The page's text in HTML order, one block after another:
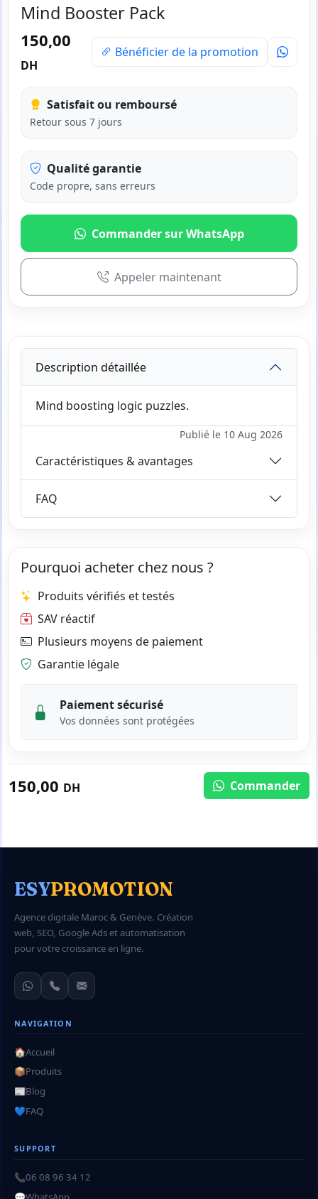
Mind Booster Pack
150,00
DH
Bénéficier de la promotion
Satisfait ou remboursé
Retour sous 7 jours
Qualité garantie
Code propre, sans erreurs
Commander sur WhatsApp
Appeler maintenant
Description détaillée
Mind boosting logic puzzles.
Publié le 10 Aug 2026
Caractéristiques & avantages
FAQ
Pourquoi acheter chez nous ?
Produits vérifiés et testés
SAV réactif
Plusieurs moyens de paiement
Garantie légale
Paiement sécurisé
Vos données sont protégées
150,00 DH Commander
ESYPROMOTION
Agence digitale Maroc & Genève. Création
web, SEO, Google Ads et automatisation
pour votre croissance en ligne.
NAVIGATION
🏠Accueil
📦Produits
📰Blog
💙FAQ
SUPPORT
📞06 08 96 34 12